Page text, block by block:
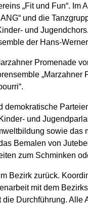
„Fit und Fun“.
und die
und
der Hans-
Promenade
und
sowie
Bemalen von
zum Schminken
Bezirk zurück.
mit dem
Durchführung. Alle